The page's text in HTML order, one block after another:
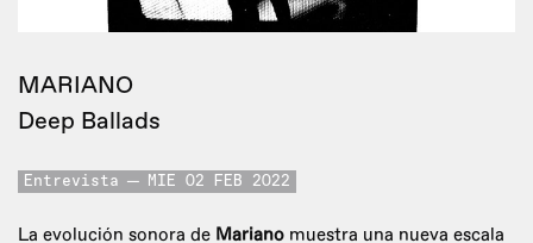
MARIANO
Deep Ballads
Entrevista MIE 02 FEB 2022
La evolución sonora de Mariano muestra una nueva escala